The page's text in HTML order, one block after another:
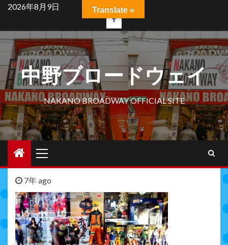
Skip
content
2026年8月9日
facebook
中野ブロードウェイ
NAKANO BROADWAY OFFICIAL SITE
Menu
7年 ago
Translate »